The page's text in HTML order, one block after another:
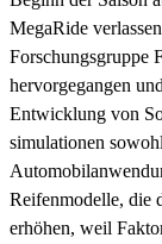
MegaRide
Forschungsgruppe
hervorgegangen
Entwicklung von
simulationen
Reifenmodelle, die
erhöhen, weil